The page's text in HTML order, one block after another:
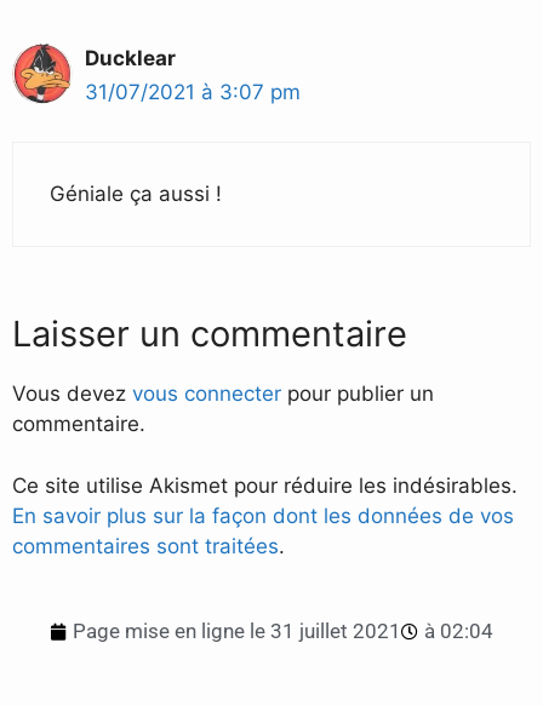
Ducklear
31/07/2021 à 3:07 pm
Géniale ça aussi !
Laisser un commentaire
Vous devez vous connecter pour publier un
commentaire.
Ce site utilise Akismet pour réduire les indésirables.
En savoir plus sur la façon dont les données de vos
commentaires sont traitées.
Page mise en ligne le 31 juillet 2021 à 02:04